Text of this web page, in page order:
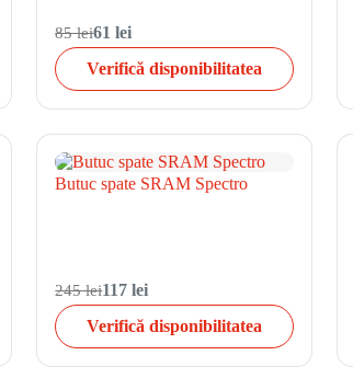
85 lei61 lei
Verifică disponibilitatea
Butuc spate SRAM Spectro
245 lei117 lei
Verifică disponibilitatea